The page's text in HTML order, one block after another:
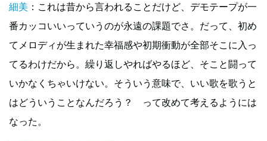
細美 ：これは昔から言われることだけど、デモテープが一
番カッコいいっていうのが永遠の課題でさ。だって、初め
てメロディが生まれた幸福感や初期衝動が全部そこに入っ
てるわけだから。繰り返しやればやるほど、そこと闘って
いかなくちゃいけない。そういう意味で、いい歌を歌うと
はどういうことなんだろう？ って改めて考えるようには
なった。